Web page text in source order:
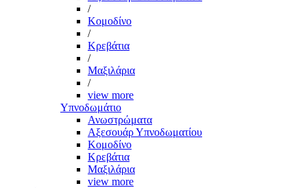
/
Κομοδίνο
/
Κρεβάτια
/
Μαξιλάρια
/
view more
Υπνοδωμάτιο
Ανωστρώματα
Αξεσουάρ Υπνοδωματίου
Κομοδίνο
Κρεβάτια
Μαξιλάρια
view more